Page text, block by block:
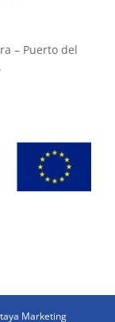
– Puerto del
Marketing